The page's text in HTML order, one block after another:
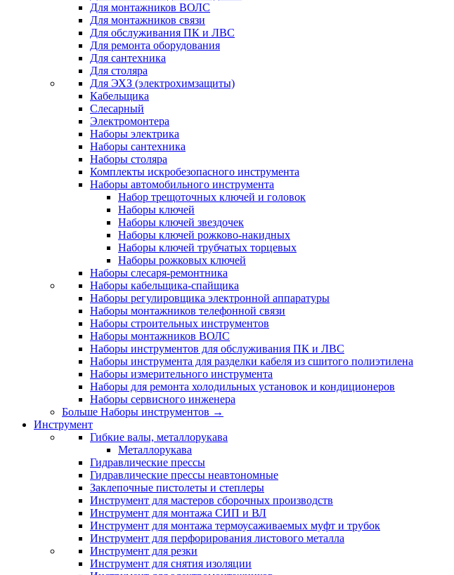
Для монтажников ВОЛС
Для монтажников связи
Для обслуживания ПК и ЛВС
Для ремонта оборудования
Для сантехника
Для столяра
Для ЭХЗ (электрохимзащиты)
Кабельщика
Слесарный
Электромонтера
Наборы электрика
Наборы сантехника
Наборы столяра
Комплекты искробезопасного инструмента
Наборы автомобильного инструмента
Набор трещоточных ключей и головок
Наборы ключей
Наборы ключей звездочек
Наборы ключей рожково-накидных
Наборы ключей трубчатых торцевых
Наборы рожковых ключей
Наборы слесаря-ремонтника
Наборы кабельщика-спайщика
Наборы регулировщика электронной аппаратуры
Наборы монтажников телефонной связи
Наборы строительных инструментов
Наборы монтажников ВОЛС
Наборы инструментов для обслуживания ПК и ЛВС
Наборы инструмента для разделки кабеля из сшитого полиэтилена
Наборы измерительного инструмента
Наборы для ремонта холодильных установок и кондиционеров
Наборы сервисного инженера
Больше Наборы инструментов →
Инструмент
Гибкие валы, металлорукава
Металлорукава
Гидравлические прессы
Гидравлические прессы неавтономные
Заклепочные пистолеты и степлеры
Инструмент для мастеров сборочных производств
Инструмент для монтажа СИП и ВЛ
Инструмент для монтажа термоусаживаемых муфт и трубок
Инструмент для перфорирования листового металла
Инструмент для резки
Инструмент для снятия изоляции